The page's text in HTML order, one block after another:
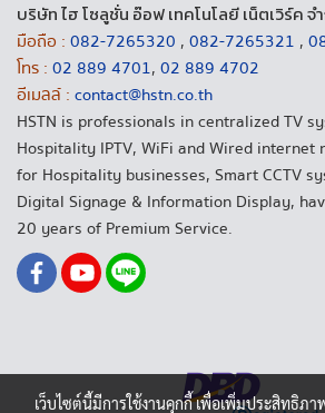
บริษัท ไฮ โซลูชั่น อ๊อฟ เทคโนโลยี เน็ตเวิร์ค จ
มือถือ : 082-7265320 , 082-7265321 ,
โทร : 02 889 4701, 02 889 4702
อีเมลล์ : contact@hstn.co.th
HSTN is professionals in centralized TV
Hospitality IPTV, WiFi and Wired internet
for Hospitality businesses, Smart CCTV
Digital Signage & Information Display,
20 years of Premium Service.
เว็บไซต์นี้มีการใช้งานคุกกี้ เพื่อเพิ่มประสิทธิภ